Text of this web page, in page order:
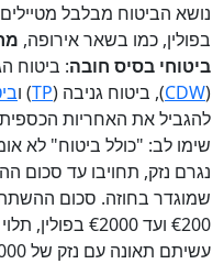
נושא הביטוח מבלבל
בפולין, כמו בשאר אירופה,
ביטוחי בסיס חובה: ביטוח
(
CDW), ביטוח גניבה (TP) ו
להגביל את האחריות
שימו לב: "כולל ביטוח" לא
נגרם נזק, תחויבו עד סכום
שמוגדר בחוזה. סכום
€200 ועד